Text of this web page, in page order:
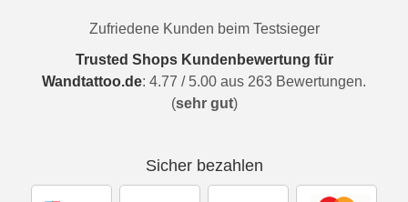
Zufriedene Kunden beim Testsieger
Trusted Shops Kundenbewertung für
Wandtattoo.de: 4.77 / 5.00 aus 263 Bewertungen.
(sehr gut)
Sicher bezahlen